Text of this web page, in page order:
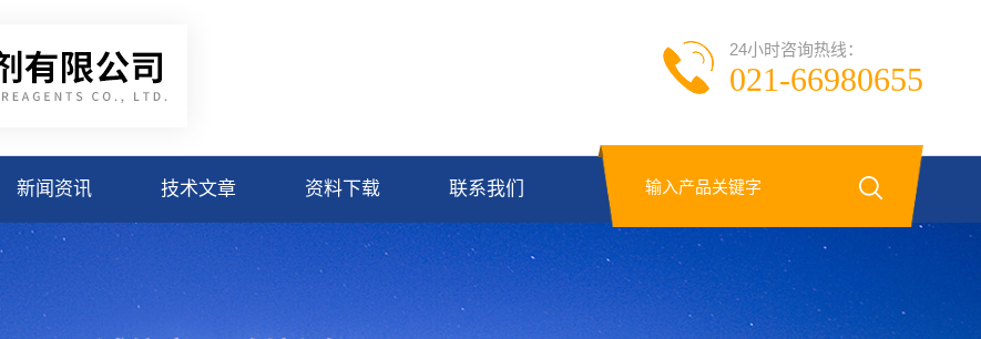
24小时咨询热线：
021-66980655
新闻资讯 技术文章 资料下载 联系我们